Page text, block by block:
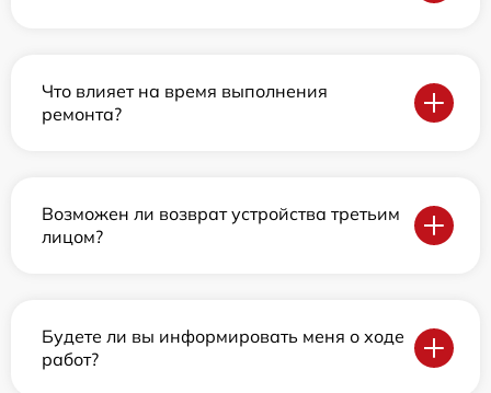
Что влияет на время выполнения
ремонта?
Возможен ли возврат устройства третьим
лицом?
Будете ли вы информировать меня о ходе
работ?